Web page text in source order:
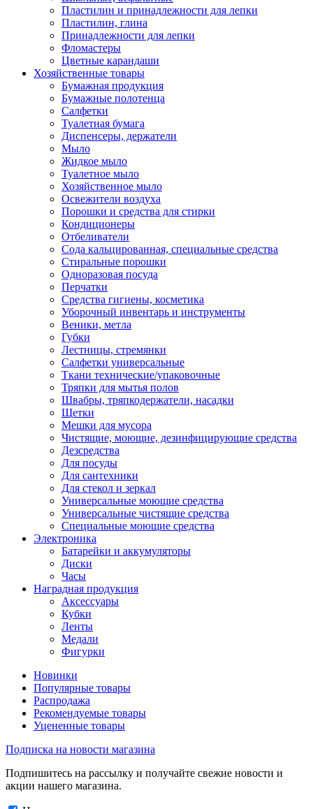
Пластилин и принадлежности для лепки
Пластилин, глина
Принадлежности для лепки
Фломастеры
Цветные карандаши
Хозяйственные товары
Бумажная продукция
Бумажные полотенца
Салфетки
Туалетная бумага
Диспенсеры, держатели
Мыло
Жидкое мыло
Туалетное мыло
Хозяйственное мыло
Освежители воздуха
Порошки и средства для стирки
Кондиционеры
Отбеливатели
Сода кальцированная, специальные средства
Стиральные порошки
Одноразовая посуда
Перчатки
Средства гигиены, косметика
Уборочный инвентарь и инструменты
Веники, метла
Губки
Лестницы, стремянки
Салфетки универсальные
Ткани технические/упаковочные
Тряпки для мытья полов
Швабры, тряпкодержатели, насадки
Щетки
Мешки для мусора
Чистящие, моющие, дезинфицирующие средства
Дезсредства
Для посуды
Для сантехники
Для стекол и зеркал
Универсальные моющие средства
Универсальные чистящие средства
Специальные моющие средства
Электроника
Батарейки и аккумуляторы
Диски
Часы
Наградная продукция
Аксессуары
Кубки
Ленты
Медали
Фигурки
Новинки
Популярные товары
Распродажа
Рекомендуемые товары
Уцененные товары
Подписка на новости магазина
Подпишитесь на рассылку и получайте свежие новости и
акции нашего магазина.